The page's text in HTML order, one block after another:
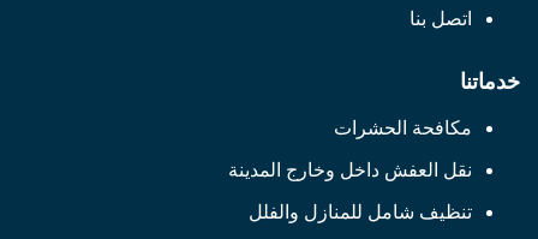
اتصل بنا
خدماتنا
مكافحة الحشرات
نقل العفش داخل وخارج المدينة
تنظيف شامل للمنازل والفلل